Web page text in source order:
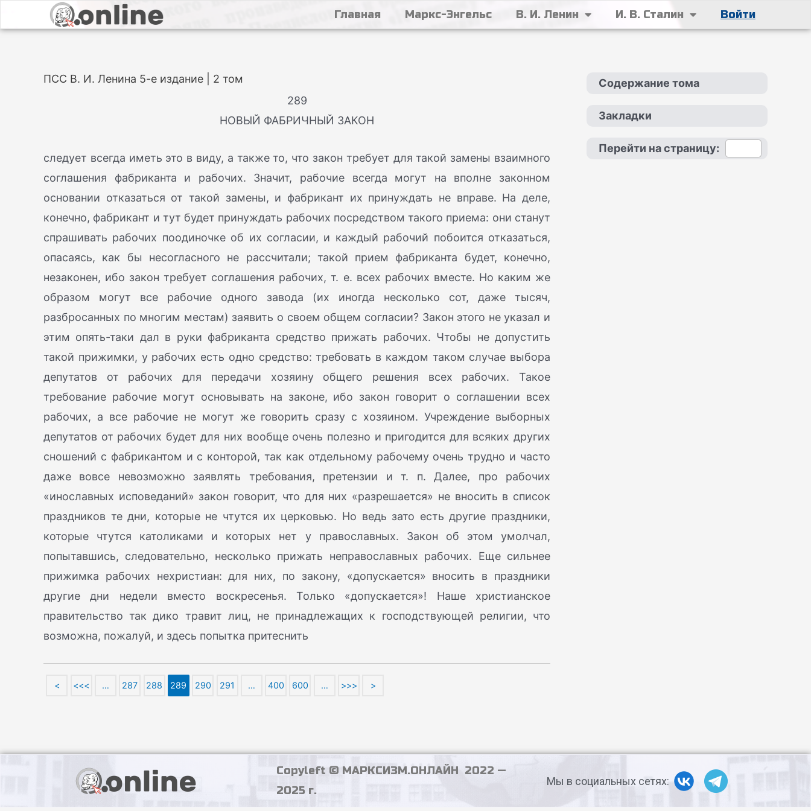
Главная Маркс-Энгельс В. И. Ленин И. В. Сталин Войти
ПСС В. И. Ленина 5-е издание | 2 том
289
НОВЫЙ ФАБРИЧНЫЙ ЗАКОН
следует всегда иметь это в виду, а также то, что закон требует для такой замены взаимного
соглашения фабриканта и рабочих. Значит, рабочие всегда могут на вполне законном
основании отказаться от такой замены, и фабрикант их принуждать не вправе. На деле,
конечно, фабрикант и тут будет принуждать рабочих посредством такого приема: они станут
спрашивать рабочих поодиночке об их согласии, и каждый рабочий побоится отказаться,
опасаясь, как бы несогласного не рассчитали; такой прием фабриканта будет, конечно,
незаконен, ибо закон требует соглашения рабочих, т. е. всех рабочих вместе. Но каким же
образом могут все рабочие одного завода (их иногда несколько сот, даже тысяч,
разбросанных по многим местам) заявить о своем общем согласии? Закон этого не указал и
этим опять-таки дал в руки фабриканта средство прижать рабочих. Чтобы не допустить
такой прижимки, у рабочих есть одно средство: требовать в каждом таком случае выбора
депутатов от рабочих для передачи хозяину общего решения всех рабочих. Такое
требование рабочие могут основывать на законе, ибо закон говорит о соглашении всех
рабочих, а все рабочие не могут же говорить сразу с хозяином. Учреждение выборных
депутатов от рабочих будет для них вообще очень полезно и пригодится для всяких других
сношений с фабрикантом и с конторой, так как отдельному рабочему очень трудно и часто
даже вовсе невозможно заявлять требования, претензии и т. п. Далее, про рабочих
«инославных исповеданий» закон говорит, что для них «разрешается» не вносить в список
праздников те дни, которые не чтутся их церковью. Но ведь зато есть другие праздники,
которые чтутся католиками и которых нет у православных. Закон об этом умолчал,
попытавшись, следовательно, несколько прижать неправославных рабочих. Еще сильнее
прижимка рабочих нехристиан: для них, по закону, «допускается» вносить в праздники
другие дни недели вместо воскресенья. Только «допускается»! Наше христианское
правительство так дико травит лиц, не принадлежащих к господствующей религии, что
возможна, пожалуй, и здесь попытка притеснить
< <<< … 287 288 289 290 291 … 400 600 … >>> >
Содержание тома
Закладки
Перейти на страницу:
Copyleft © МАРКСИЗМ.ОНЛАЙН 2022 —
2025 г.
Мы в социальных сетях: